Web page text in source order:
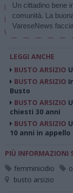
Un cittadino bene
comunità. La
VareseNews
LEGGI ANCHE
BUSTO ARSIZIO
BUSTO ARSIZIO
Busto
BUSTO ARSIZIO
chiesti 30 anni
BUSTO ARSIZIO
10 anni in appello
PIÙ INFORMAZIONI
femminicidio
busto arsizio